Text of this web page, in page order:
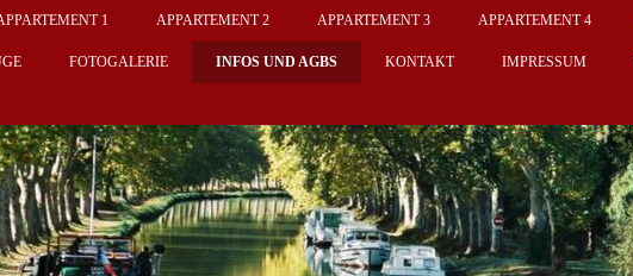
1 APPARTEMENT 2 APPARTEMENT 3 APPARTEMENT 4
FOTOGALERIE INFOS UND AGBS KONTAKT IMPRESSUM